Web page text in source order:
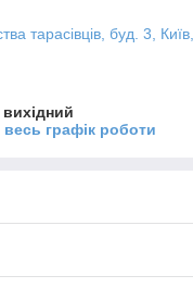
тарасівців, буд. 3,
весь графік роботи